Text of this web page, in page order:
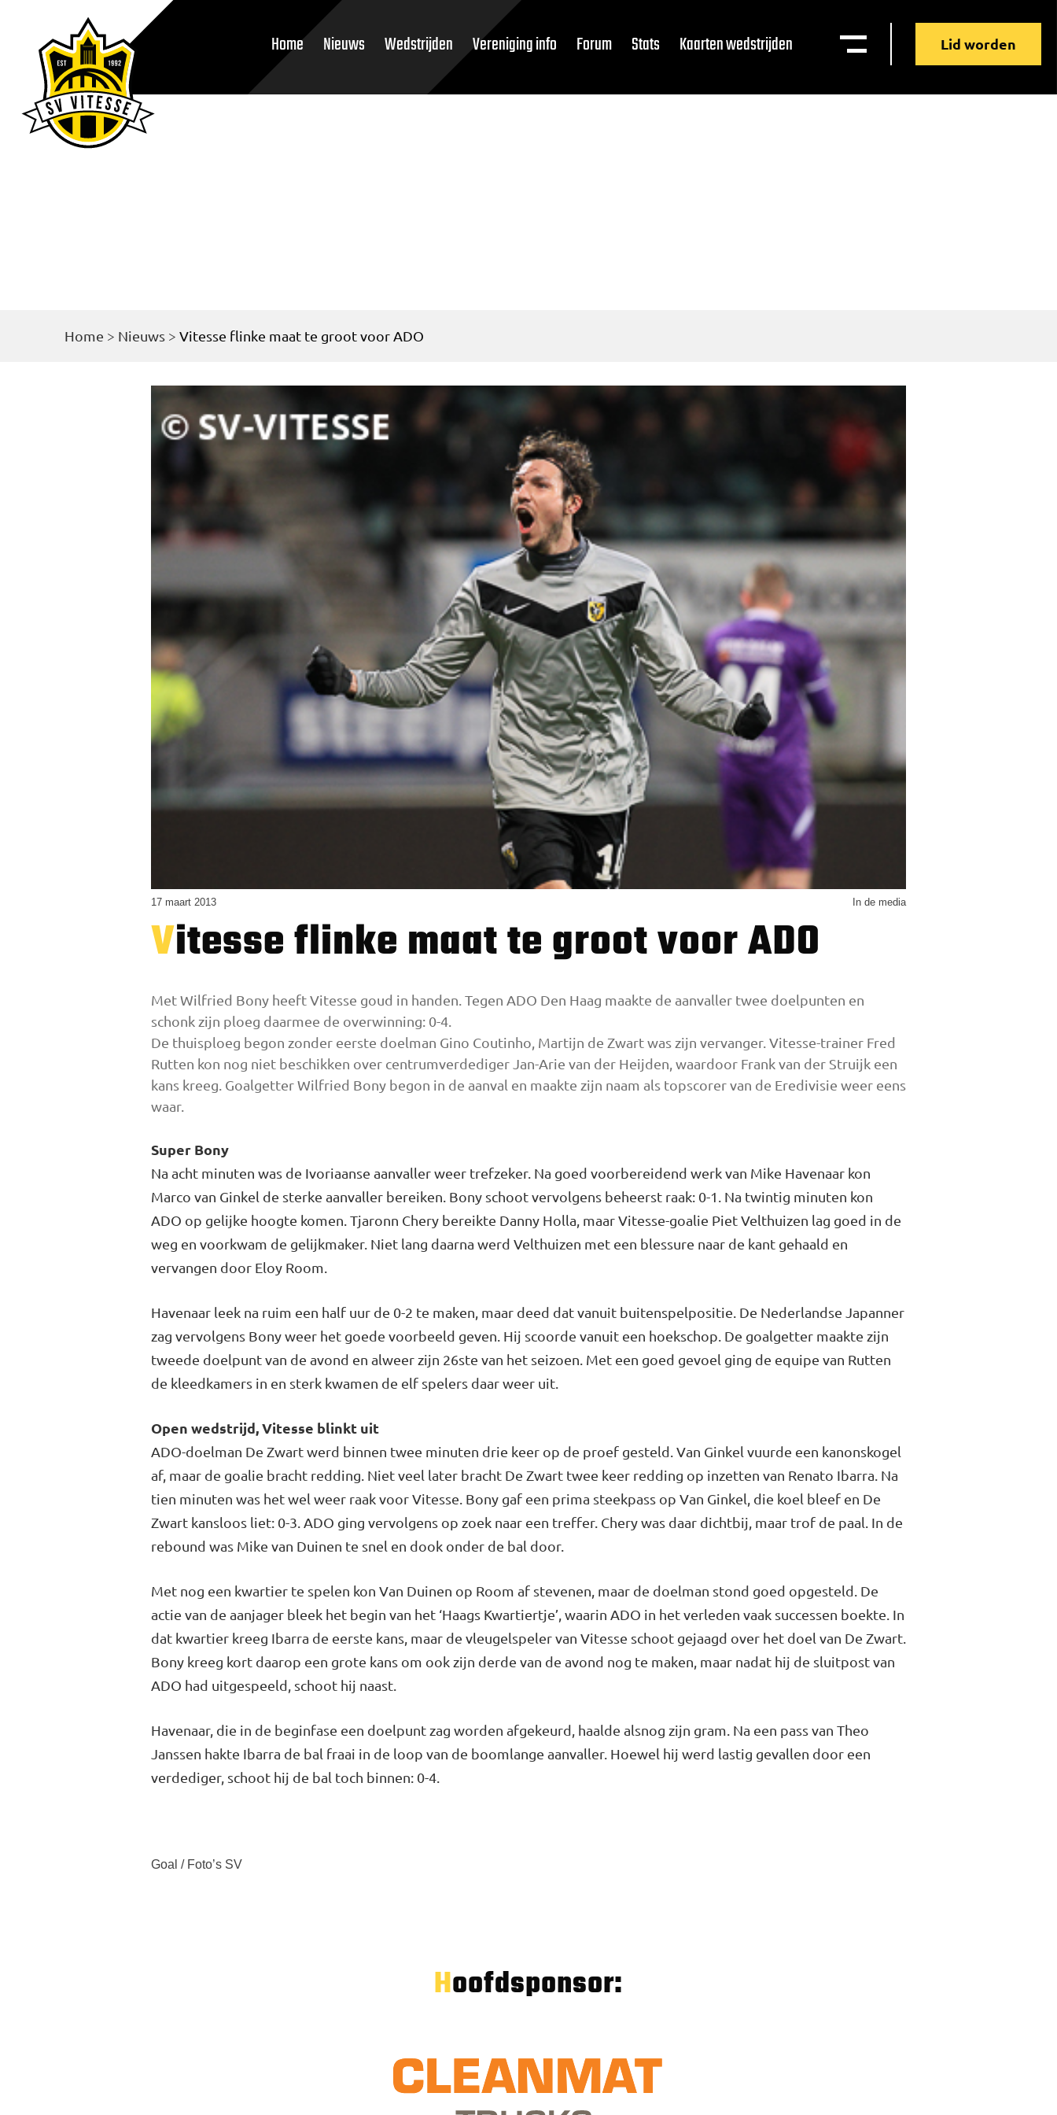
Home Nieuws Wedstrijden Vereniging info Forum Stats Kaarten wedstrijden Lid worden
Home > Nieuws > Vitesse flinke maat te groot voor ADO
17 maart 2013 In de media
Vitesse flinke maat te groot voor ADO
Met Wilfried Bony heeft Vitesse goud in handen. Tegen ADO Den Haag maakte de aanvaller twee doelpunten en
schonk zijn ploeg daarmee de overwinning: 0-4.
De thuisploeg begon zonder eerste doelman Gino Coutinho, Martijn de Zwart was zijn vervanger. Vitesse-trainer Fred
Rutten kon nog niet beschikken over centrumverdediger Jan-Arie van der Heijden, waardoor Frank van der Struijk een
kans kreeg. Goalgetter Wilfried Bony begon in de aanval en maakte zijn naam als topscorer van de Eredivisie weer eens
waar.
Super Bony
Na acht minuten was de Ivoriaanse aanvaller weer trefzeker. Na goed voorbereidend werk van Mike Havenaar kon
Marco van Ginkel de sterke aanvaller bereiken. Bony schoot vervolgens beheerst raak: 0-1. Na twintig minuten kon
ADO op gelijke hoogte komen. Tjaronn Chery bereikte Danny Holla, maar Vitesse-goalie Piet Velthuizen lag goed in de
weg en voorkwam de gelijkmaker. Niet lang daarna werd Velthuizen met een blessure naar de kant gehaald en
vervangen door Eloy Room.
Havenaar leek na ruim een half uur de 0-2 te maken, maar deed dat vanuit buitenspelpositie. De Nederlandse Japanner
zag vervolgens Bony weer het goede voorbeeld geven. Hij scoorde vanuit een hoekschop. De goalgetter maakte zijn
tweede doelpunt van de avond en alweer zijn 26ste van het seizoen. Met een goed gevoel ging de equipe van Rutten
de kleedkamers in en sterk kwamen de elf spelers daar weer uit.
Open wedstrijd, Vitesse blinkt uit
ADO-doelman De Zwart werd binnen twee minuten drie keer op de proef gesteld. Van Ginkel vuurde een kanonskogel
af, maar de goalie bracht redding. Niet veel later bracht De Zwart twee keer redding op inzetten van Renato Ibarra. Na
tien minuten was het wel weer raak voor Vitesse. Bony gaf een prima steekpass op Van Ginkel, die koel bleef en De
Zwart kansloos liet: 0-3. ADO ging vervolgens op zoek naar een treffer. Chery was daar dichtbij, maar trof de paal. In de
rebound was Mike van Duinen te snel en dook onder de bal door.
Met nog een kwartier te spelen kon Van Duinen op Room af stevenen, maar de doelman stond goed opgesteld. De
actie van de aanjager bleek het begin van het ‘Haags Kwartiertje’, waarin ADO in het verleden vaak successen boekte. In
dat kwartier kreeg Ibarra de eerste kans, maar de vleugelspeler van Vitesse schoot gejaagd over het doel van De Zwart.
Bony kreeg kort daarop een grote kans om ook zijn derde van de avond nog te maken, maar nadat hij de sluitpost van
ADO had uitgespeeld, schoot hij naast.
Havenaar, die in de beginfase een doelpunt zag worden afgekeurd, haalde alsnog zijn gram. Na een pass van Theo
Janssen hakte Ibarra de bal fraai in de loop van de boomlange aanvaller. Hoewel hij werd lastig gevallen door een
verdediger, schoot hij de bal toch binnen: 0-4.
Goal / Foto’s SV
Hoofdsponsor: